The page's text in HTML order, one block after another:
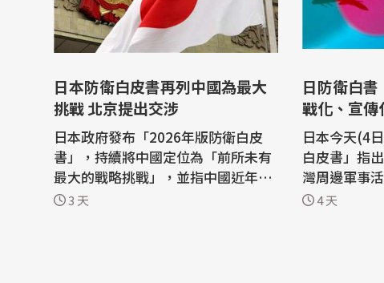
日本防衛白皮書再列中國為最大
挑戰 北京提出交涉
日本政府發布「2026年版防衛白皮
書」，持續將中國定位為「前所未有
最大的戰略挑戰」，並指中國近年持
續強化台灣周邊軍事活動。中國外交
3 天
日防衛白
戰化、宣傳
日本今天(4
白皮書」指
灣周邊軍事
部署常態化
4 天